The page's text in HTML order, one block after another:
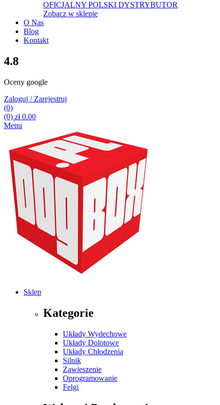
OFICJALNY POLSKI DYSTRYBUTOR
Zobacz w sklepie
O Nas
Blog
Kontakt
4.8
Oceny google
Zaloguj / Zarejestruj
(0)
(0) zł0.00
Menu
Sklep
Kategorie
Układy Wydechowe
Układy Dolotowe
Układy Chłodzenia
Silnik
Zawieszenie
Oprogramowanie
Felgi